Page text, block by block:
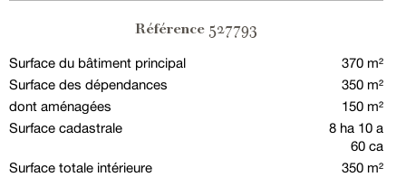
Référence 527793
Surface du bâtiment principal
370 m²
Surface des dépendances
350 m²
dont aménagées
150 m²
Surface cadastrale
8 ha 10 a
60 ca
Surface totale intérieure
350 m²